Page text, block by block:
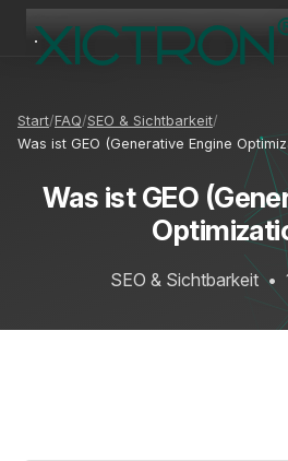
Start FAQ SEO & Sichtbarkeit
Was ist GEO (Generative Engine
Was ist GEO
SEO & Sichtbarkeit •
XICTRON